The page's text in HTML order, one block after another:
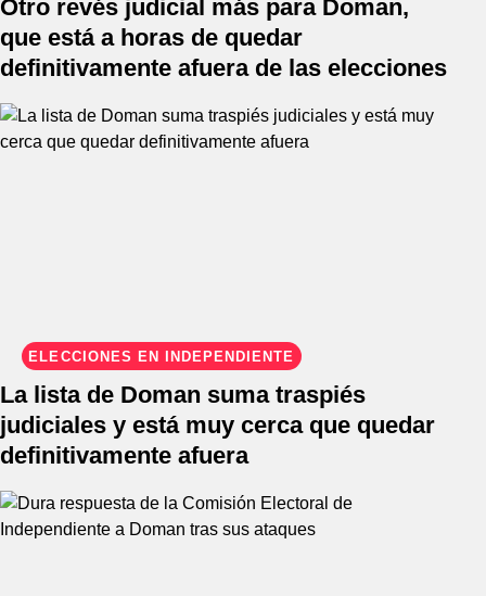
Otro revés judicial más para Doman,
que está a horas de quedar
definitivamente afuera de las elecciones
ELECCIONES EN INDEPENDIENTE
La lista de Doman suma traspiés
judiciales y está muy cerca que quedar
definitivamente afuera